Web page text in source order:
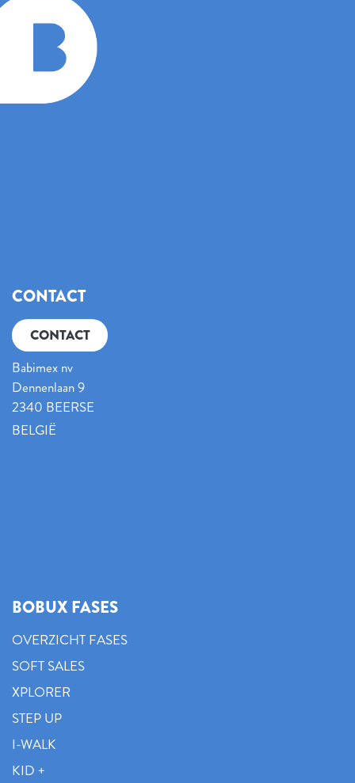
CONTACT
CONTACT
Babimex nv
Dennenlaan 9
2340 BEERSE
BELGIË
BOBUX FASES
OVERZICHT FASES
SOFT SALES
XPLORER
STEP UP
I-WALK
KID +